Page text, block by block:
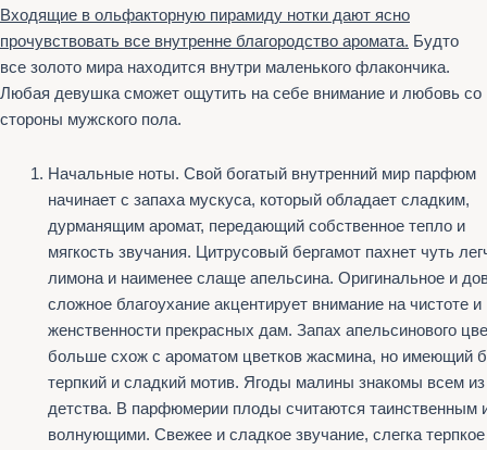
Входящие в ольфакторную пирамиду нотки дают ясно
прочувствовать все внутренне благородство аромата. Будто
все золото мира находится внутри маленького флакончика.
Любая девушка сможет ощутить на себе внимание и любовь со
стороны мужского пола.
Начальные ноты. Свой богатый внутренний мир парфюм
начинает с запаха мускуса, который обладает сладким,
дурманящим аромат, передающий собственное тепло и
мягкость звучания. Цитрусовый бергамот пахнет чуть
лимона и наименее слаще апельсина. Оригинальное и
сложное благоухание акцентирует внимание на чистоте и
женственности прекрасных дам. Запах апельсинового
больше схож с ароматом цветков жасмина, но имеющий
терпкий и сладкий мотив. Ягоды малины знакомы всем из
детства. В парфюмерии плоды считаются таинственным
волнующими. Свежее и сладкое звучание, слегка терпкое